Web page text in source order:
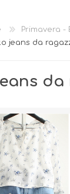
Primavera -
jeans da
da